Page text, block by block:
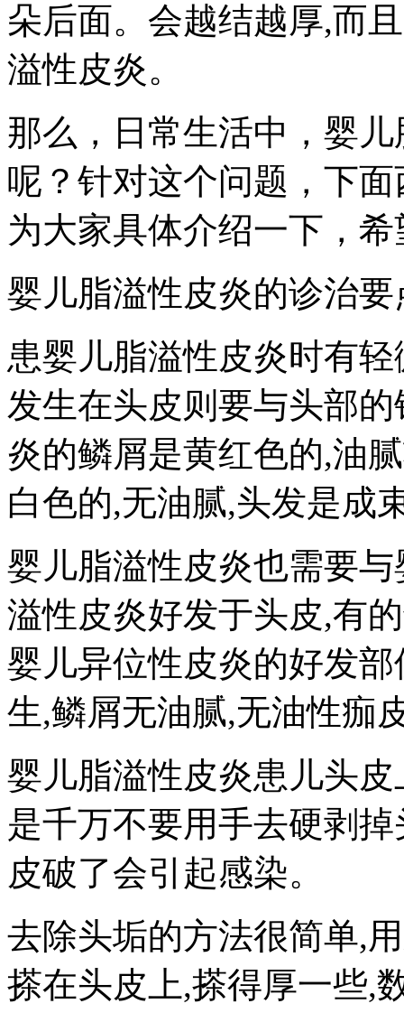
朵后面。会越结越厚,而
溢性皮炎。
那么，日常生活中，婴
呢？针对这个问题，下
为大家具体介绍一下，
婴儿脂溢性皮炎的诊治要
患婴儿脂溢性皮炎时有
发生在头皮则要与头部
炎的鳞屑是黄红色的,油
白色的,无油腻,头发是成
婴儿脂溢性皮炎也需要
溢性皮炎好发于头皮,有
婴儿异位性皮炎的好发
生,鳞屑无油腻,无油性痂
婴儿脂溢性皮炎患儿头
是千万不要用手去硬剥
皮破了会引起感染。
去除头垢的方法很简单,
搽在头皮上,搽得厚一些,